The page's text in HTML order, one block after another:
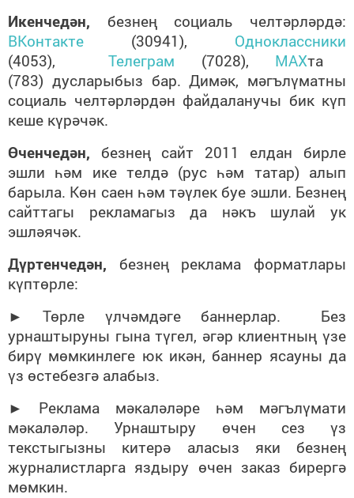
Икенчедән, безнең социаль челтәрләрдә:
ВКонтакте (30941), Одноклассники
(4053), Телеграм (7028), MAXта
(783) дусларыбыз бар. Димәк, мәгълүматны
социаль челтәрләрдән файдаланучы бик күп
кеше күрәчәк.
Өченчедән, безнең сайт 2011 елдан бирле
эшли һәм ике телдә (рус һәм татар) алып
барыла. Көн саен һәм тәүлек буе эшли. Безнең
сайттагы рекламагыз да нәкъ шулай ук
эшләячәк.
Дүртенчедән, безнең реклама форматлары
күптөрле:
► Төрле үлчәмдәге баннерлар. Без
урнаштыруны гына түгел, әгәр клиентның үзе
бирү мөмкинлеге юк икән, баннер ясауны да
үз өстебезгә алабыз.
► Реклама мәкаләләре һәм мәгълүмати
мәкаләләр. Урнаштыру өчен сез үз
текстыгызны китерә аласыз яки безнең
журналистларга яздыру өчен заказ бирергә
мөмкин.